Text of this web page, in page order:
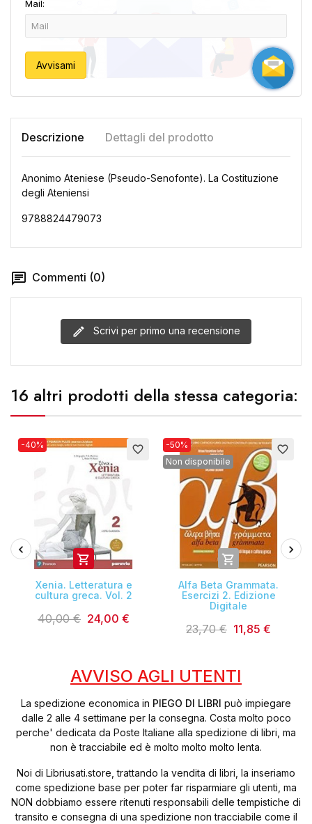
Mail:
Avvisami
Descrizione Dettagli del prodotto
Anonimo Ateniese (Pseudo-Senofonte). La Costituzione
degli Ateniensi
9788824479073
Commenti (0)
Scrivi per primo una recensione
16 altri prodotti della stessa categoria:
favorite_border
-40%

Xenia. Letteratura e
cultura greca. Vol. 2
40,00 € 24,00 €
favorite_border
-50%
Non disponibile

Alfa Beta Grammata.
Esercizi 2. Edizione
Digitale
23,70 € 11,85 €
AVVISO AGLI UTENTI
La spedizione economica in PIEGO DI LIBRI può impiegare
dalle 2 alle 4 settimane per la consegna. Costa molto poco
perche' dedicata da Poste Italiane alla spedizione di libri, ma
non è tracciabile ed è molto molto molto lenta.
Noi di Libriusati.store, trattando la vendita di libri, la inseriamo
come spedizione base per poter far risparmiare gli utenti, ma
NON dobbiamo essere ritenuti responsabili delle tempistiche di
transito e consegna di una spedizione non tracciabile come il